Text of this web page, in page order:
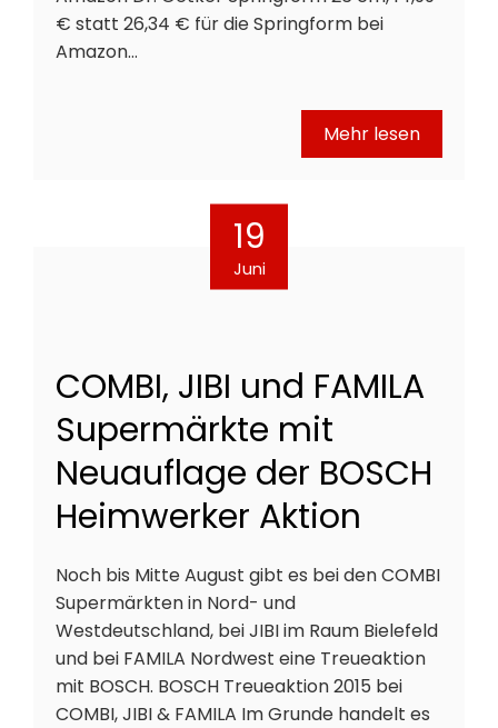
€ statt 26,34 € für die Springform bei
Amazon…
Mehr lesen
19
Juni
COMBI, JIBI und FAMILA
Supermärkte mit
Neuauflage der BOSCH
Heimwerker Aktion
Noch bis Mitte August gibt es bei den COMBI
Supermärkten in Nord- und
Westdeutschland, bei JIBI im Raum Bielefeld
und bei FAMILA Nordwest eine Treueaktion
mit BOSCH. BOSCH Treueaktion 2015 bei
COMBI, JIBI & FAMILA Im Grunde handelt es